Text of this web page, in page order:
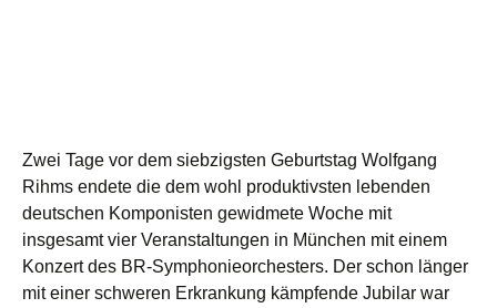
Zwei Tage vor dem siebzigsten Geburtstag Wolfgang
Rihms endete die dem wohl produktivsten lebenden
deutschen Komponisten gewidmete Woche mit
insgesamt vier Veranstaltungen in München mit einem
Konzert des BR-Symphonieorchesters. Der schon länger
mit einer schweren Erkrankung kämpfende Jubilar war